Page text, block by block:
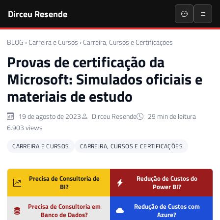
Dirceu Resende
BLOG › Carreira e Cursos › Carreira, Cursos e Certificações
Provas de certificação da
Microsoft: Simulados oficiais e
materiais de estudo
19 de agosto de 2023 Dirceu Resende
29 min de leitura
6.903 views
CARREIRA E CURSOS CARREIRA, CURSOS E CERTIFICAÇÕES
Precisa de Consultoria de
BI?
Redução de Custos do
Power BI?
Precisa de Consultoria em
Banco de Dados?
Redução de Custos com
Azure?